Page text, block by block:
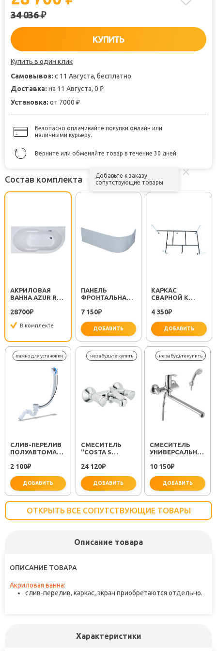
34 036₽
КУПИТЬ
Купить в один клик
Самовывоз: с 11 Августа, бесплатно
Доставка: на 11 Августа, 0 ₽
Установка: от 7000 ₽
Безопасно оплачивайте покупки онлайн или
наличными курьеру.
Верните или обменяйте товар в течение 30 дней.
Состав комплекта
Добавьте к заказу
сопутствующие товары
АКРИЛОВАЯ
ВАННА AZUR RB
28700₽
В комплекте
ПАНЕЛЬ
ФРОНТАЛЬНАЯ
7 150₽
ДОБАВИТЬ
КАРКАС
СВАРНОЙ К
4 350₽
ДОБАВИТЬ
CЛИВ-ПЕРЕЛИВ
ПОЛУАВТОМАТ
2 100₽
ДОБАВИТЬ
СМЕСИТЕЛЬ
"COSTA S
24 120₽
ДОБАВИТЬ
СМЕСИТЕЛЬ
УНИВЕРСАЛЬНЫЙ
LM1151C"
10 150₽
ДОБАВИТЬ
ОТКРЫТЬ ВСЕ СОПУТСТВУЮЩИЕ ТОВАРЫ
Описание товара
ОПИСАНИЕ ТОВАРА
Акриловая ванна:
слив-перелив, каркас, экран приобретаются отдельно.
Характеристики